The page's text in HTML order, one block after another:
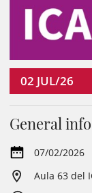
02 JUL/26
General info
07/02/2026
Aula 63 del